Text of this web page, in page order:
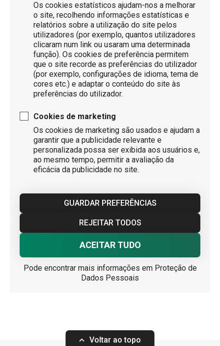
Os cookies estatísticos ajudam-nos a melhorar
o site, recolhendo informações estatísticas e
relatórios sobre a utilização do site pelos
utilizadores (por exemplo, quantos utilizadores
clicaram num link ou usaram uma determinada
função). Os cookies de preferência permitem
que o site recorde as preferências do utilizador
(por exemplo, configurações de idioma, tema de
cores etc.) e adaptar o conteúdo do site às
preferências do utilizador.
Cookies de marketing
Os cookies de marketing são usados ​​e ajudam a
garantir que a publicidade relevante e
personalizada possa ser exibida aos usuários e,
ao mesmo tempo, permitir a avaliação da
eficácia da publicidade no site.
GUARDAR PREFERÊNCIAS
REJEITAR TODOS
ACEITAR TUDO
Pode encontrar mais informações em Proteção de
Dados Pessoais
Voltar ao topo